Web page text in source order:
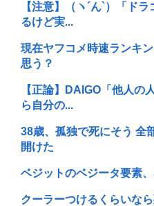
【注意】（ヽ´ん`）「ド
るけど実...
現在ヤフコメ時速ランキ
思う？
【正論】DAIGO「他人の
ら自分の...
38歳、孤独で死にそう 全
開けた
ベジットのベジータ要素
クーラーつけるくらいな